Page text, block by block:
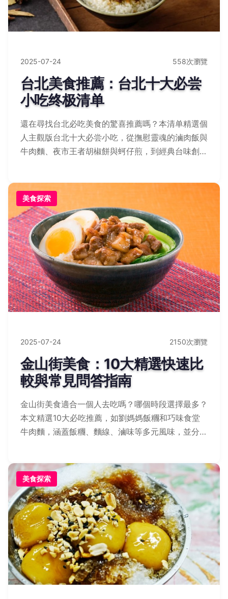
2025-07-24 558次瀏覽
台北美食推薦：台北十大必尝
小吃终极清单
還在尋找台北必吃美食的驚喜推薦嗎？本清单精選個
人主觀版台北十大必尝小吃，從撫慰靈魂的滷肉飯與
牛肉麵、夜市王者胡椒餅與蚵仔煎，到經典台味創新
食的終極魅力！
美食探索
2025-07-24 2150次瀏覽
金山街美食：10大精選快速比
較與常見問答指南
金山街美食適合一個人去吃嗎？哪個時段選擇最多？
本文精選10大必吃推薦，如劉媽媽飯糰和巧味食堂
牛肉麵，涵蓋飯糰、麵線、滷味等多元風味，並分享
美食探索